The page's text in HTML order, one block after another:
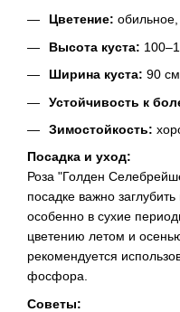
Цветение:
Высота куста:
Ширина куста: 90 см
Устойчивость к
Зимостойкость:
Посадка и уход:
Роза "Голден
посадке важно
особенно в сухие
цветению летом и
рекомендуется
фосфора.
Советы: